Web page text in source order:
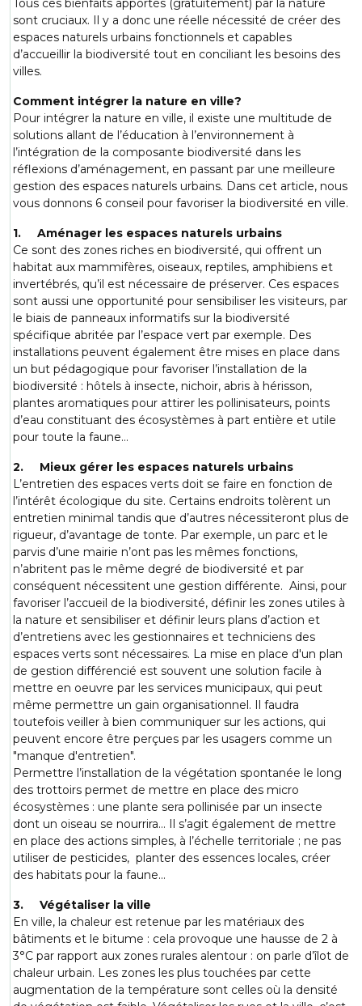
Tous ces bienfaits apportés (gratuitement) par la nature
sont cruciaux. Il y a donc une réelle nécessité de créer des
espaces naturels urbains fonctionnels et capables
d’accueillir la biodiversité tout en conciliant les besoins des
villes.
Comment intégrer la nature en ville?
Pour intégrer la nature en ville, il existe une multitude de
solutions allant de l’éducation à l’environnement à
l’intégration de la composante biodiversité dans les
réflexions d’aménagement, en passant par une meilleure
gestion des espaces naturels urbains. Dans cet article, nous
vous donnons 6 conseil pour favoriser la biodiversité en ville.
1. Aménager les espaces naturels urbains
Ce sont des zones riches en biodiversité, qui offrent un
habitat aux mammifères, oiseaux, reptiles, amphibiens et
invertébrés, qu’il est nécessaire de préserver. Ces espaces
sont aussi une opportunité pour sensibiliser les visiteurs, par
le biais de panneaux informatifs sur la biodiversité
spécifique abritée par l’espace vert par exemple. Des
installations peuvent également être mises en place dans
un but pédagogique pour favoriser l’installation de la
biodiversité : hôtels à insecte, nichoir, abris à hérisson,
plantes aromatiques pour attirer les pollinisateurs, points
d’eau constituant des écosystèmes à part entière et utile
pour toute la faune…
2. Mieux gérer les espaces naturels urbains
L’entretien des espaces verts doit se faire en fonction de
l’intérêt écologique du site. Certains endroits tolèrent un
entretien minimal tandis que d’autres nécessiteront plus de
rigueur, d’avantage de tonte. Par exemple, un parc et le
parvis d’une mairie n’ont pas les mêmes fonctions,
n’abritent pas le même degré de biodiversité et par
conséquent nécessitent une gestion différente. Ainsi, pour
favoriser l’accueil de la biodiversité, définir les zones utiles à
la nature et sensibiliser et définir leurs plans d’action et
d’entretiens avec les gestionnaires et techniciens des
espaces verts sont nécessaires. La mise en place d'un plan
de gestion différencié est souvent une solution facile à
mettre en oeuvre par les services municipaux, qui peut
même permettre un gain organisationnel. Il faudra
toutefois veiller à bien communiquer sur les actions, qui
peuvent encore être perçues par les usagers comme un
"manque d'entretien".
Permettre l’installation de la végétation spontanée le long
des trottoirs permet de mettre en place des micro
écosystèmes : une plante sera pollinisée par un insecte
dont un oiseau se nourrira… Il s’agit également de mettre
en place des actions simples, à l’échelle territoriale ; ne pas
utiliser de pesticides, planter des essences locales, créer
des habitats pour la faune…
3. Végétaliser la ville
En ville, la chaleur est retenue par les matériaux des
bâtiments et le bitume : cela provoque une hausse de 2 à
3°C par rapport aux zones rurales alentour : on parle d’îlot de
chaleur urbain. Les zones les plus touchées par cette
augmentation de la température sont celles où la densité